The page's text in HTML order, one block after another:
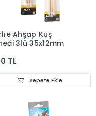
Ahşap Kuş
3lü 35x12mm
TL
Sepete Ekle